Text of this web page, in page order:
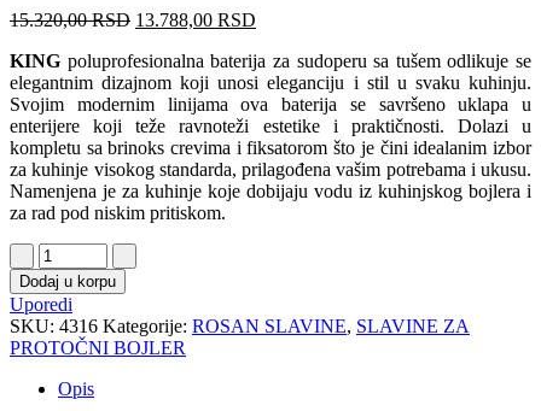
15.320,00RSD 13.788,00 RSD
KING poluprofesionalna baterija za sudoperu sa tušem odlikuje se
elegantnim dizajnom koji unosi eleganciju i stil u svaku kuhinju.
Svojim modernim linijama ova baterija se savršeno uklapa u
enterijere koji teže ravnoteži estetike i praktičnosti. Dolazi u
kompletu sa brinoks crevima i fiksatorom što je čini idealanim izbor
za kuhinje visokog standarda, prilagođena vašim potrebama i ukusu.
Namenjena je za kuhinje koje dobijaju vodu iz kuhinjskog bojlera i
za rad pod niskim pritiskom.
Dodaj u korpu
Uporedi
SKU: 4316 Kategorije: ROSAN SLAVINE, SLAVINE ZA
PROTOČNI BOJLER
Opis